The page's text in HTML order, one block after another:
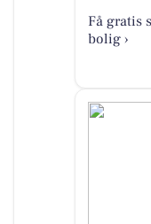
Få gratis
bolig ›